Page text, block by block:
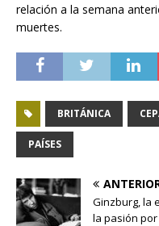
relación a la semana
muertes.
BRITÁNICA
PAÍSES
Ginzburg, la
la pasión